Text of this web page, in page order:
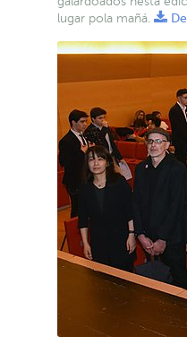
lugar pola mañá.